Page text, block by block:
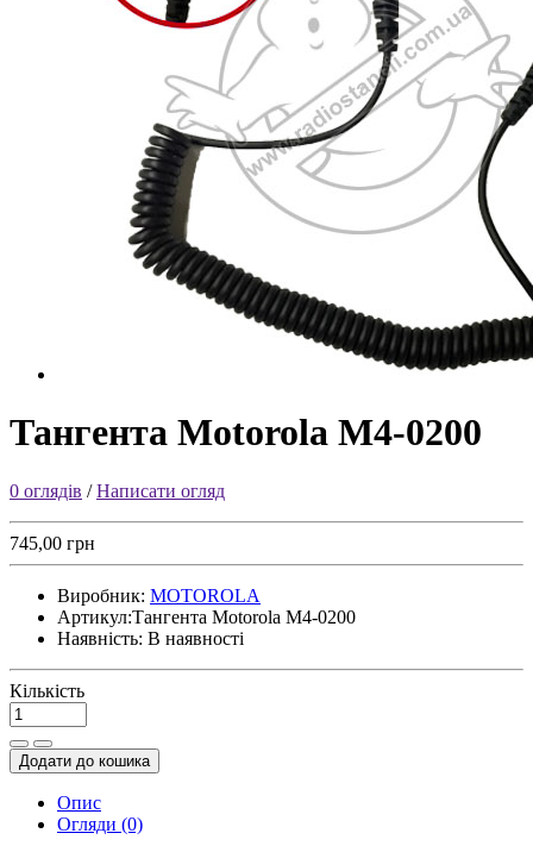
Тангента Motorola M4-0200
0 оглядів /Написати огляд
745,00 грн
Виробник: MOTOROLA
Артикул:Тангента Motorola M4-0200
Наявність: В наявності
Кількість
Додати до кошика
Опис
Огляди (0)